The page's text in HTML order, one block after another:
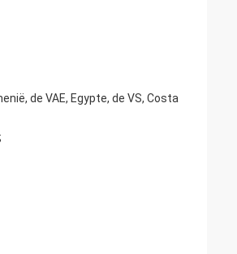
de VAE, Egypte, de VS, Costa